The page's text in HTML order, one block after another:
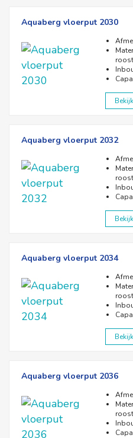
Aquaberg vloerput 2030
Aquaberg vloerput 2032
Aquaberg vloerput 2034
Aquaberg vloerput 2036